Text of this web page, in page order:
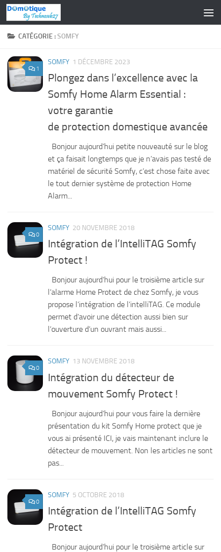
Skip to content
CATÉGORIE :SOMFY
1
SOMFY 1 DÉCEMBRE 2023
Plongez dans l’excellence avec la
Somfy Home Alarm Essential :
votre garantie
de protection domestique avancée
Bonjour aujourd’hui petite nouveauté sur le blog
et ça faisait longtemps que je n’avais pas testé de
matériel de sécurité Somfy, c’est chose faite avec
le tout dernier système de protection Home
Alarm...
0
SOMFY 20 NOVEMBRE 2018
Intégration de l’IntelliTAG Somfy
Protect !
Bonjour aujourd’hui pour le troisième article sur
l’alarme Home Protect de chez Somfy, je vous
propose l’intégration de l’intelliTAG. Ce module
permet d’avoir une détection aussi bien sur
l’ouverture d’un ouvrant mais aussi...
0
SOMFY 13 NOVEMBRE 2018
Intégration du détecteur de
mouvement Somfy Protect !
Bonjour aujourd’hui pour vous faire la dernière
présentation du kit Somfy Home protect que je
vous ai présenté ICI, je vais maintenant inclure le
détecteur de mouvement. Non les articles ne sont
pas...
0
SOMFY 5 OCTOBRE 2018
Intégration de l’IntelliTAG Somfy
Protect
Bonjour aujourd’hui pour le troisième article sur